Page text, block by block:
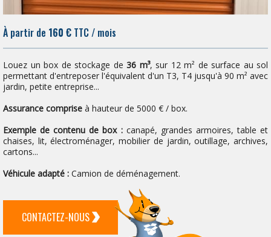
À partir de 160 € TTC / mois
Louez un box de stockage de 36 m³, sur 12 m² de surface au sol
permettant d'entreposer l'équivalent d'un T3, T4 jusqu'à 90 m² avec
jardin, petite entreprise...
Assurance comprise à hauteur de 5000 € / box.
Exemple de contenu de box :canapé, grandes armoires, table et
chaises, lit, électroménager, mobilier de jardin, outillage, archives,
cartons...
Véhicule adapté : Camion de déménagement.
CONTACTEZ-NOUS